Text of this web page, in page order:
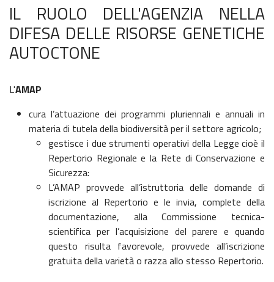
IL RUOLO DELL'AGENZIA NELLA
DIFESA DELLE RISORSE GENETICHE
AUTOCTONE
L'AMAP
cura l’attuazione dei programmi pluriennali e annuali in
materia di tutela della biodiversità per il settore agricolo;
gestisce i due strumenti operativi della Legge cioè il
Repertorio Regionale e la Rete di Conservazione e
Sicurezza:
L’AMAP provvede all’istruttoria delle domande di
iscrizione al Repertorio e le invia, complete della
documentazione, alla Commissione tecnica-
scientifica per l’acquisizione del parere e quando
questo risulta favorevole, provvede all’iscrizione
gratuita della varietà o razza allo stesso Repertorio.